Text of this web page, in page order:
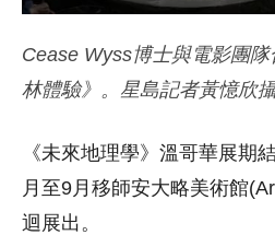
Cease Wyss博士與電影團
林體驗》。星島記者黃憶欣
《未來地理學》溫哥華展期
月至9月移師安大略美術館
迴展出。